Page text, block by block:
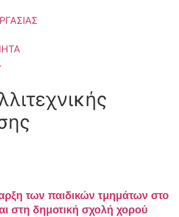
των παιδικών τμημάτων στο
στη δημοτική σχολή χορού